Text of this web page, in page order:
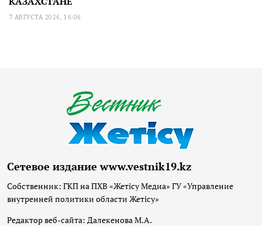
7 АВГУСТА 2026, 16:06
Сетевое издание www.vestnik19.kz
Собственник: ГКП на ПХВ «Жетісу Медиа» ГУ «Управление
внутренней политики области Жетісу»
Редактор веб-сайта: Далекенова М.А.